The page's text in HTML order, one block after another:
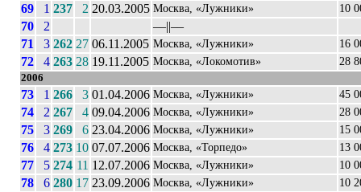
69 1 237 2 20.03.2005 Москва, «Лужники» 10
70 2
––||––
71
3 262 27 06.11.2005 Москва, «Лужники» 16
72 4 263 28 19.11.2005 Москва, «Локомотив» 28
2006
73 1 266 3 01.04.2006 Москва, «Лужники» 45
74 2 267 4 09.04.2006 Москва, «Лужники» 28
75 3 269 6 23.04.2006 Москва, «Лужники» 15
76 4 273 10 07.07.2006 Москва, «Торпедо» 13
77 5 274 11 12.07.2006 Москва, «Лужники» 10
78 6 280 17 23.09.2006 Москва, «Лужники» 10